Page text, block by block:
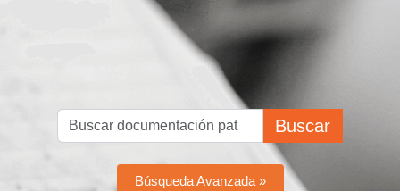
Buscar
Búsqueda Avanzada »